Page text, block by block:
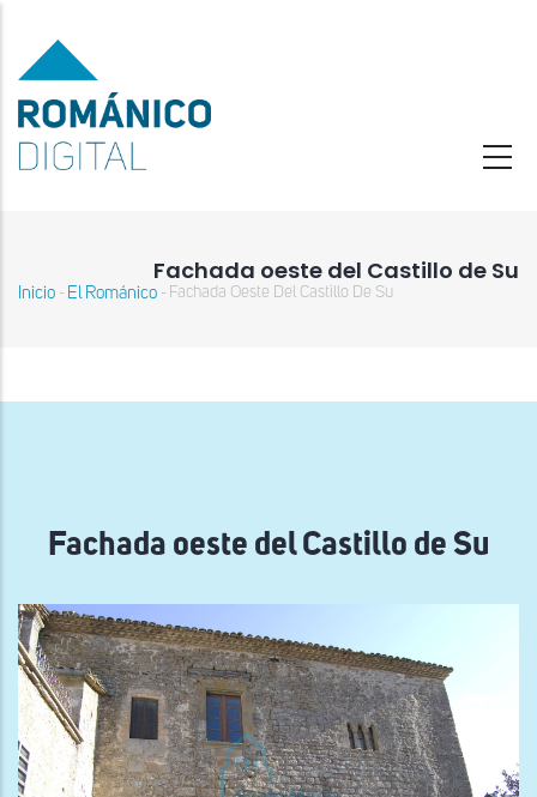
contenido
principal
Fachada oeste del Castillo de Su
navegación
Inicio - El Románico - Fachada Oeste Del Castillo De Su
Fachada oeste del Castillo de Su